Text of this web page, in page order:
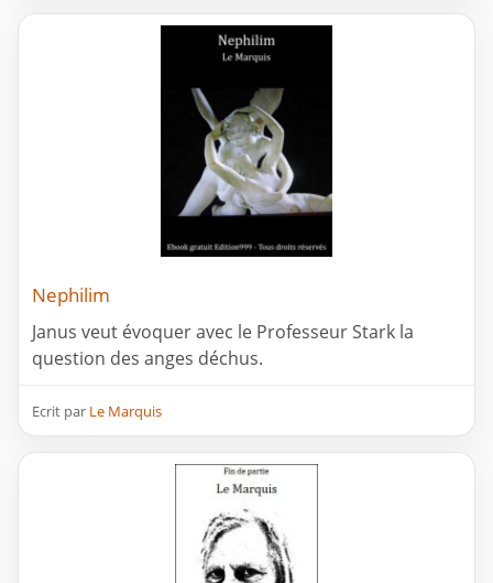
Nephilim
Janus veut évoquer avec le Professeur Stark la
question des anges déchus.
Ecrit par Le Marquis